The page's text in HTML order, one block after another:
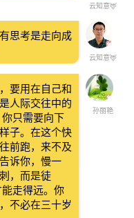
云知意🦌
云知意🦌
思考是走向成
孙丽艳
要用在自己和
人际交往中的
只需要向下
子。在这个快
前跑，来不及
诉你，慢一
，而是徒
走得远。你
不必在三十岁